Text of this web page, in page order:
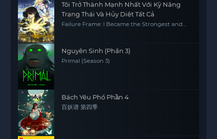
Tôi Trở Thành Mạnh Nhất Với Kỹ Năng
Trạng Thái Và Hủy Diệt Tất Cả
Failure Frame: I Became the Strongest and
Nguyên Sinh (Phần 3)
Primal (Season 3)
Bách Yêu Phổ Phần 4
百妖谱 第四季